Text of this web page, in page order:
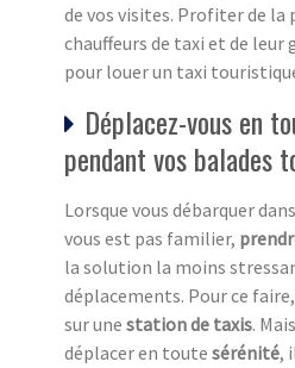
de vos visites. Profiter de la
chauffeurs de taxi et de leur
pour louer un taxi
Déplacez-vous en
pendant vos balades
Lorsque vous débarquer
vous est pas familier,
la solution la moins
déplacements. Pour ce
sur une station de taxis.
déplacer en toute sérénité,